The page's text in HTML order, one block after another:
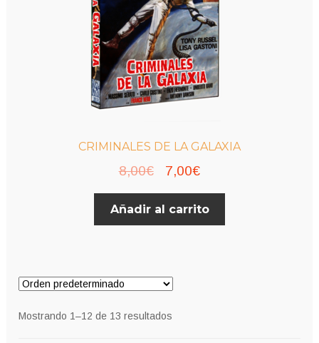
CRIMINALES DE LA GALAXIA
8,00€
El
precio
original
7,00€El
precio
actual
Añadir al carrito
Mostrando 1–12 de 13 resultados